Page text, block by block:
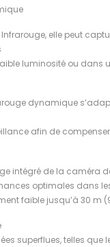
elle peut
luminosité ou dans
dynamique
afin de
intégré de la caméra
optimales dans
faible jusqu’à 30 m
superflues, telles que